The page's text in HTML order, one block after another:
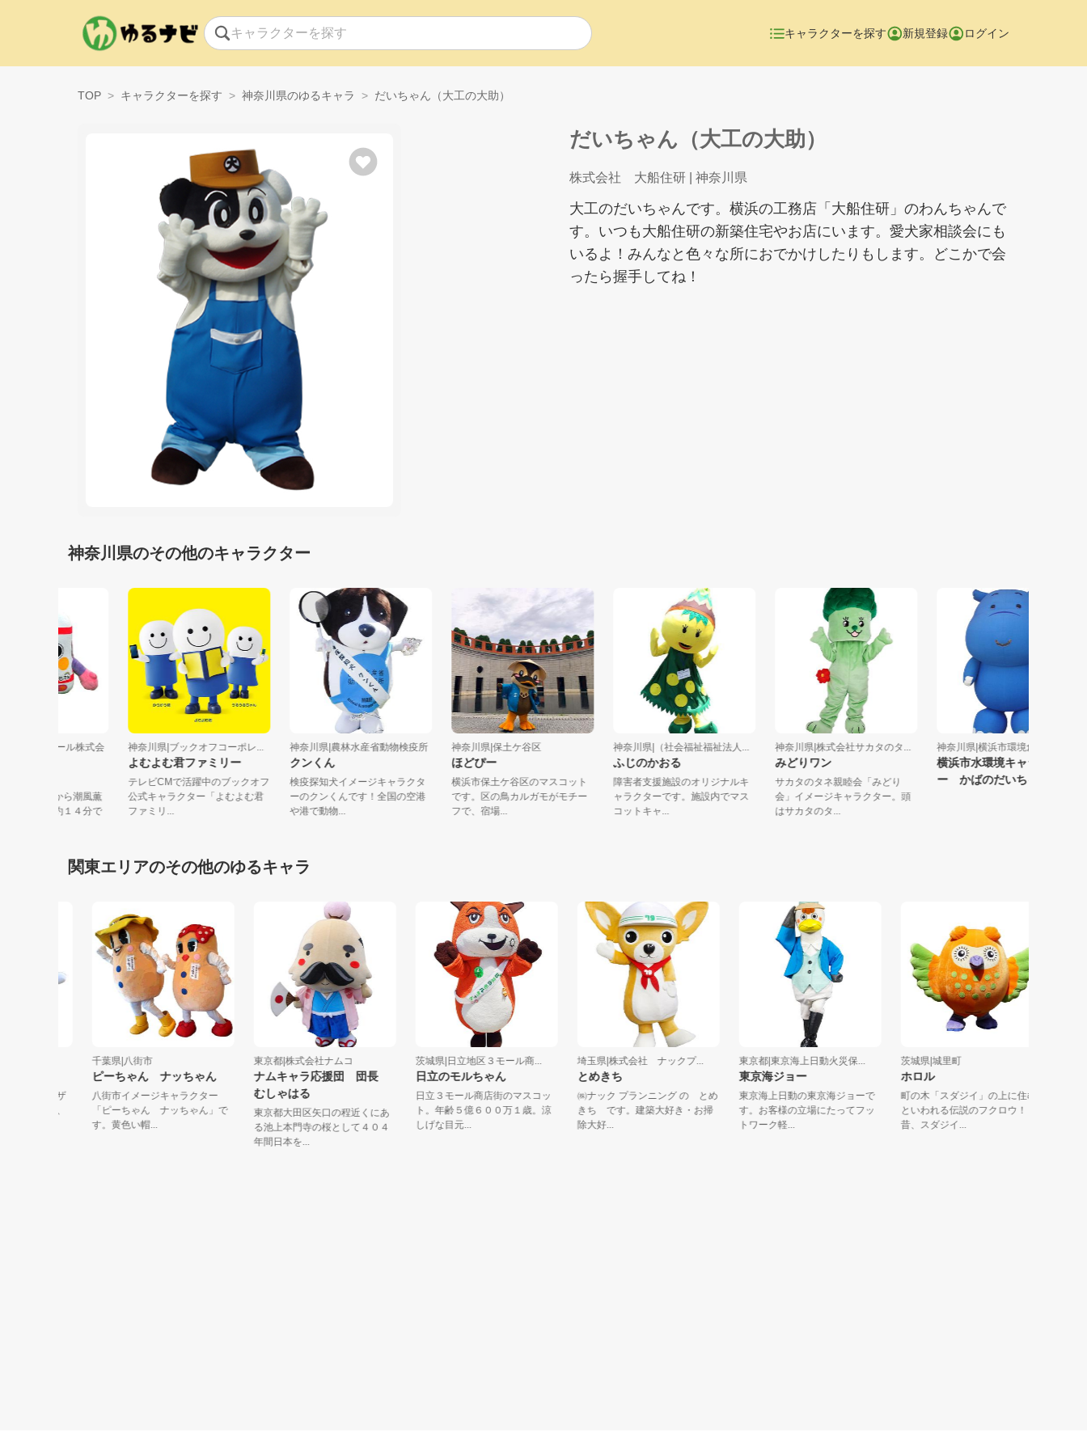
キャラクターを探す 新規登録 ログイン
TOP キャラクターを探す 神奈川県のゆるキャラ だいちゃん（大工の大助）
だいちゃん（大工の大助）
株式会社 大船住研 | 神奈川県
大工のだいちゃんです。横浜の工務店「大船住研」のわんちゃんで
す。いつも大船住研の新築住宅やお店にいます。愛犬家相談会にも
いるよ！みんなと色々な所におでかけしたりもします。どこかで会
ったら握手してね！
神奈川県のその他のキャラクター
川県|湘南モノレール株式会
の玄関口大船駅から潮風薫
南江の島駅間を約１４分で
神奈川県|ブックオフコーポレ...
よむよむ君ファミリー
テレビCMで活躍中のブックオフ
公式キャラクター「よむよむ君
ファミリ...
神奈川県|農林水産省動物検疫所
クンくん
検疫探知犬イメージキャラクタ
ーのクンくんです！全国の空港
や港で動物...
神奈川県|保土ケ谷区
ほどぴー
横浜市保土ケ谷区のマスコット
です。区の鳥カルガモがモチー
フで、宿場...
神奈川県|（社会福祉福祉法人...
ふじのかおる
障害者支援施設のオリジナルキ
ャラクターです。施設内でマス
コットキャ...
神奈川県|株式会社サカタのタ...
みどりワン
サカタのタネ親睦会「みどり
会」イメージキャラクター。頭
はサカタのタ...
神奈川県|横浜市環境創造局
横浜市水環境キャラクタ
ー かばのだいちゃん
関東エリアのその他のゆるキャラ
千葉県|八街市
ピーちゃん ナッちゃん
八街市イメージキャラクター
「ピーちゃん ナッちゃん」で
す。黄色い帽...
東京都|株式会社ナムコ
ナムキャラ応援団 団長
むしゃはる
東京都大田区矢口の程近くにあ
る池上本門寺の桜として４０４
年間日本を...
茨城県|日立地区３モール商...
日立のモルちゃん
日立３モール商店街のマスコッ
ト。年齢５億６００万１歳。涼
しげな目元...
埼玉県|株式会社 ナックプ...
とめきち
㈱ナック プランニング の とめ
きち です。建築大好き・お掃
除大好...
東京都|東京海上日動火災保...
東京海ジョー
東京海上日動の東京海ジョーで
す。お客様の立場にたってフッ
トワーク軽...
茨城県|城里町
ホロル
町の木「スダジイ」の上に住む
といわれる伝説のフクロウ！
昔、スダジイ...